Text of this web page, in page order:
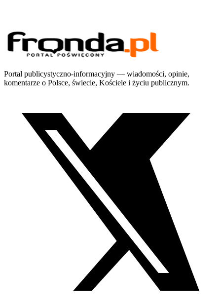
Portal publicystyczno-informacyjny — wiadomości, opinie,
komentarze o Polsce, świecie, Kościele i życiu publicznym.